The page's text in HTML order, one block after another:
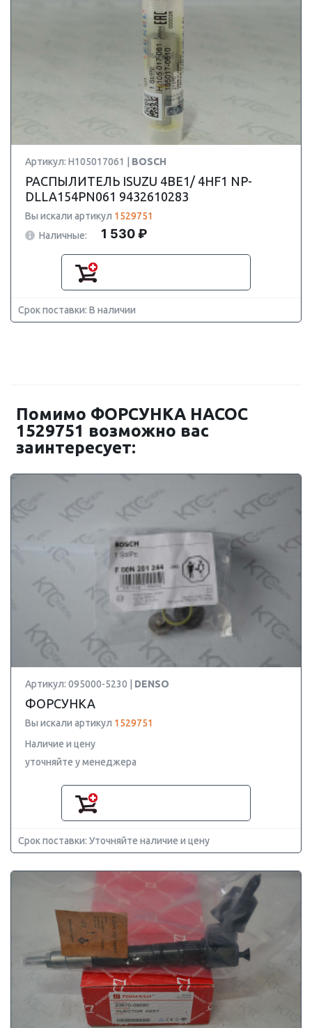
Артикул: H105017061 | BOSCH
РАСПЫЛИТЕЛЬ ISUZU 4BE1/ 4HF1 NP-
DLLA154PN061 9432610283
Вы искали артикул 1529751
Наличные:
1 530 ₽
Срок поставки: В наличии
Помимо ФОРСУНКА НАСОС
1529751 возможно вас
заинтересует:
Артикул: 095000-5230 | DENSO
ФОРСУНКА
Вы искали артикул 1529751
Наличие и цену
уточняйте у менеджера
Срок поставки: Уточняйте наличие и цену